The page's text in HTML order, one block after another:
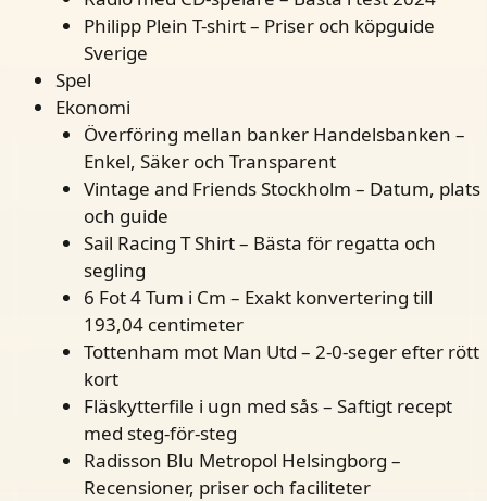
Philipp Plein T-shirt – Priser och köpguide
Sverige
Spel
Ekonomi
Överföring mellan banker Handelsbanken –
Enkel, Säker och Transparent
Vintage and Friends Stockholm – Datum, plats
och guide
Sail Racing T Shirt – Bästa för regatta och
segling
6 Fot 4 Tum i Cm – Exakt konvertering till
193,04 centimeter
Tottenham mot Man Utd – 2-0-seger efter rött
kort
Fläskytterfile i ugn med sås – Saftigt recept
med steg-för-steg
Radisson Blu Metropol Helsingborg –
Recensioner, priser och faciliteter